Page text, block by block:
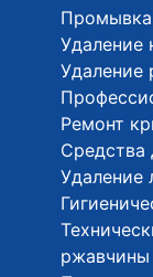
Промывка
Удаление
Удаление
Ремонт
Средства
Удаление
ржавчины